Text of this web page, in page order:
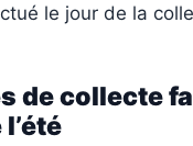
le jour de la
de collecte